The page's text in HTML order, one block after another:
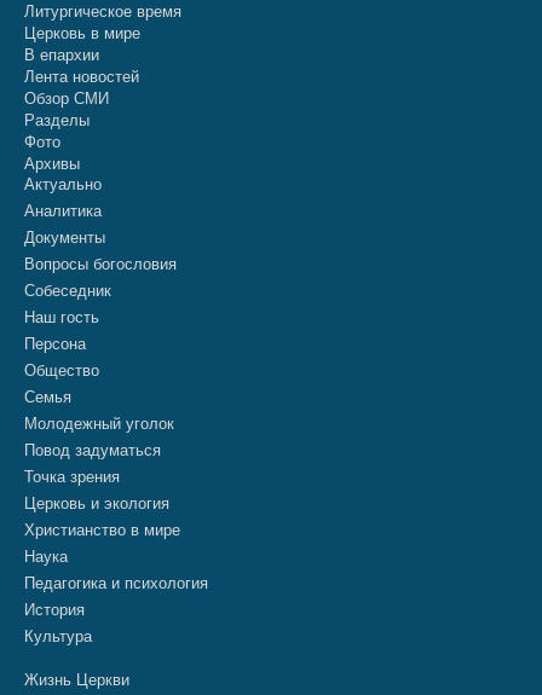
Литургическое время
Церковь в мире
В епархии
Лента новостей
Обзор СМИ
Разделы
Фото
Архивы
Актуально
Аналитика
Документы
Вопросы богословия
Собеседник
Наш гость
Персона
Общество
Семья
Молодежный уголок
Повод задуматься
Точка зрения
Церковь и экология
Христианство в мире
Наука
Педагогика и психология
История
Культура
Жизнь Церкви